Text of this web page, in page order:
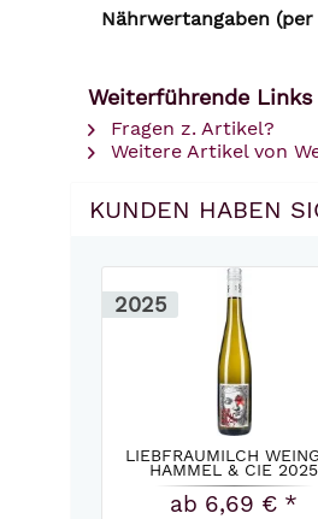
Nährwertangaben (per
Weiterführende
Fragen z. Artikel?
Weitere Artikel von
KUNDEN HABEN
2025
LIEBFRAUMILCH
HAMMEL & CIE 2025
ab 6,69 € *